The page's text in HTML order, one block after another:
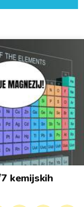
kemijskih